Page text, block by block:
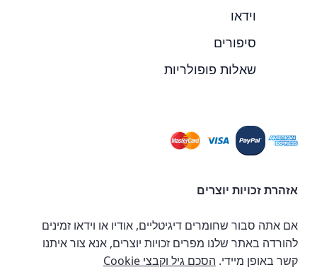
וידאו
סיפורים
שאלות פופולריות
אזהרת זכויות יוצרים
אם אתה סבור שחומרים דיגיטליים, אודיו או וידאו זמינים
להורדה באתר שלנו מפרים זכויות יוצרים, אנא צור איתנו
קשר באופן מיידי. הסכם גיל וקבצי Cookie